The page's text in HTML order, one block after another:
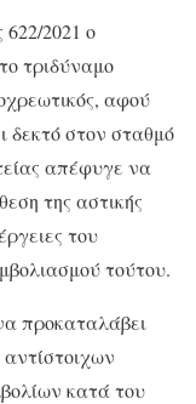
2021 ο
τριδύναμο
αφού
δεκτό στον σταθμό
απέφυγε να
της αστικής
του
τούτου.
προκαταλάβει
κατά του